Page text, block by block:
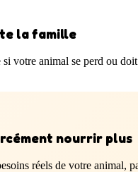
la famille
votre animal se perd ou
nourrir plus
réels de votre animal,